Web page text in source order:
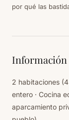
por qué las
Información
2 habitaciones
entero · Cocina
aparcamiento